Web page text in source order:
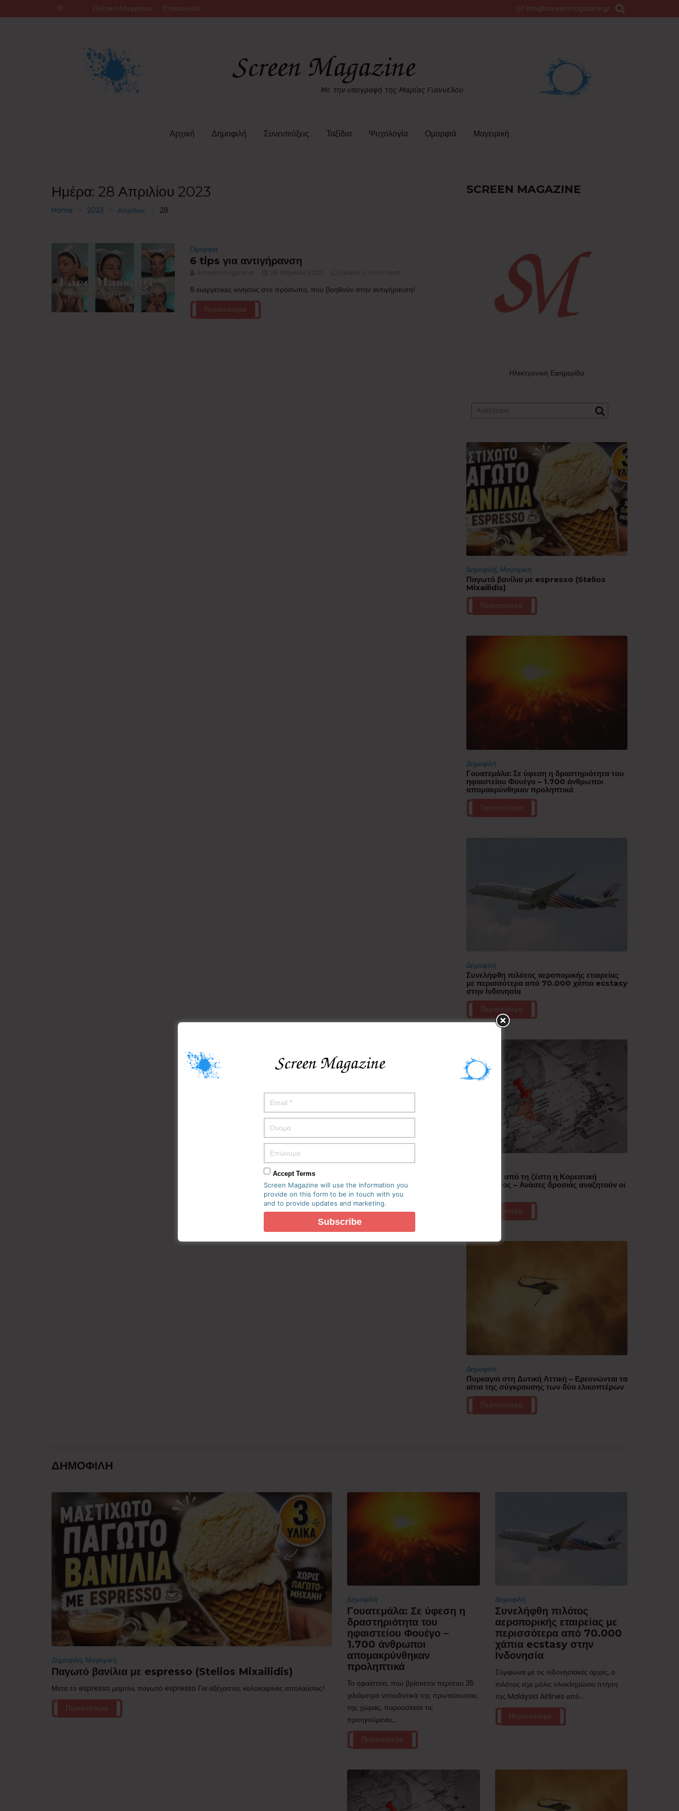
to
Πολιτική Απορρήτου Επικοινωνία info@screenmagazine.gr
Αρχική Δημοφιλή Συνεντεύξεις Ταξίδια Ψυχολογία Ομορφιά Μαγειρική
Ημέρα: 28 Απριλίου 2023
Home 2023 Απρίλιος 28
Ομορφιά
6 tips για αντιγήρανση
6 ευεργετικές κινήσεις στο πρόσωπο, που βοηθούν στην αντιγήρανση!
Περισσότερα
SCREEN MAGAZINE
Ηλεκτρονική Εφημερίδα
Δημοφιλή, Μαγειρική
Παγωτό βανίλια με espresso (Stelios
Mixailidis)
Περισσότερα
Δημοφιλή
Γουατεμάλα: Σε ύφεση η δραστηριότητα του
ηφαιστείου Φουέγο – 1.700 άνθρωποι
απομακρύνθηκαν προληπτικά
Περισσότερα
Δημοφιλή
Συνελήφθη πιλότος αεροπορικής εταιρείας
με περισσότερα από 70.000 χάπια ecstasy
στην Ινδονησία
Περισσότερα
“Έλιωσε” από τη ζέστη η Κορεατική
Χερσόνησος – Ανάσες δροσιάς αναζητούν οι
Περισσότερα
Δημοφιλή
Πυρκαγιά στη Δυτική Αττική – Ερευνώνται τα
αίτια της σύγκρουσης των δύο ελικοπτέρων
Περισσότερα
ΔΗΜΟΦΙΛΗ
Δημοφιλή, Μαγειρική
Παγωτό βανίλια με espresso (Stelios Mixailidis)
Μετά το espresso μαρτίνι, παγωτό espresso Για αξέχαστες καλοκαιρινές απολαύσεις!
Περισσότερα
Δημοφιλή
Γουατεμάλα: Σε ύφεση η
δραστηριότητα του
ηφαιστείου Φουέγο –
1.700 άνθρωποι
απομακρύνθηκαν
προληπτικά
Το ηφαίστειο, που βρίσκεται περίπου 35
χιλιόμετρα νοτιοδυτικά της πρωτεύουσας
της χώρας, παρουσίασε τις
προηγούμενες...
Περισσότερα
Δημοφιλή
Συνελήφθη πιλότος
αεροπορικής εταιρείας με
περισσότερα από 70.000
χάπια ecstasy στην
Ινδονησία
Σύμφωνα με τις ινδονησιακές αρχές, ο
πιλότος είχε μόλις ολοκληρώσει πτήση
της Malaysia Airlines από...
Περισσότερα
Accept Terms
Screen Magazine will use the information you
provide on this form to be in touch with you
and to provide updates and marketing.